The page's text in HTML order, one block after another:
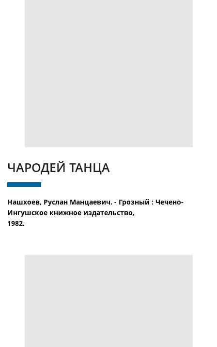
ЧАРОДЕЙ ТАНЦА
Нашхоев, Руслан Манцаевич. - Грозный : Чечено-
Ингушское книжное издательство,
1982.